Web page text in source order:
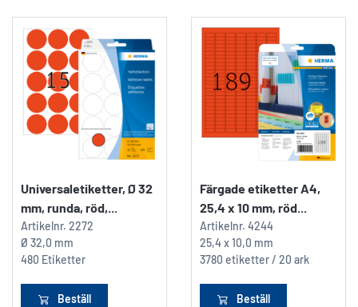
Universaletiketter, Ø 32
mm, runda, röd,...
Artikelnr. 2272
Ø 32,0 mm
480 Etiketter
Beställ
Färgade etiketter A4,
25,4 x 10 mm, röd...
Artikelnr. 4244
25,4 x 10,0 mm
3780 etiketter / 20 ark
Beställ